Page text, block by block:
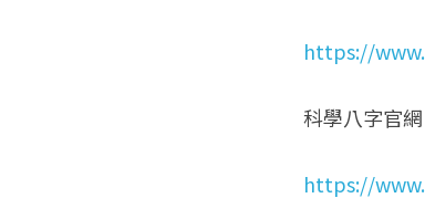
https://
科學八字官網
https://